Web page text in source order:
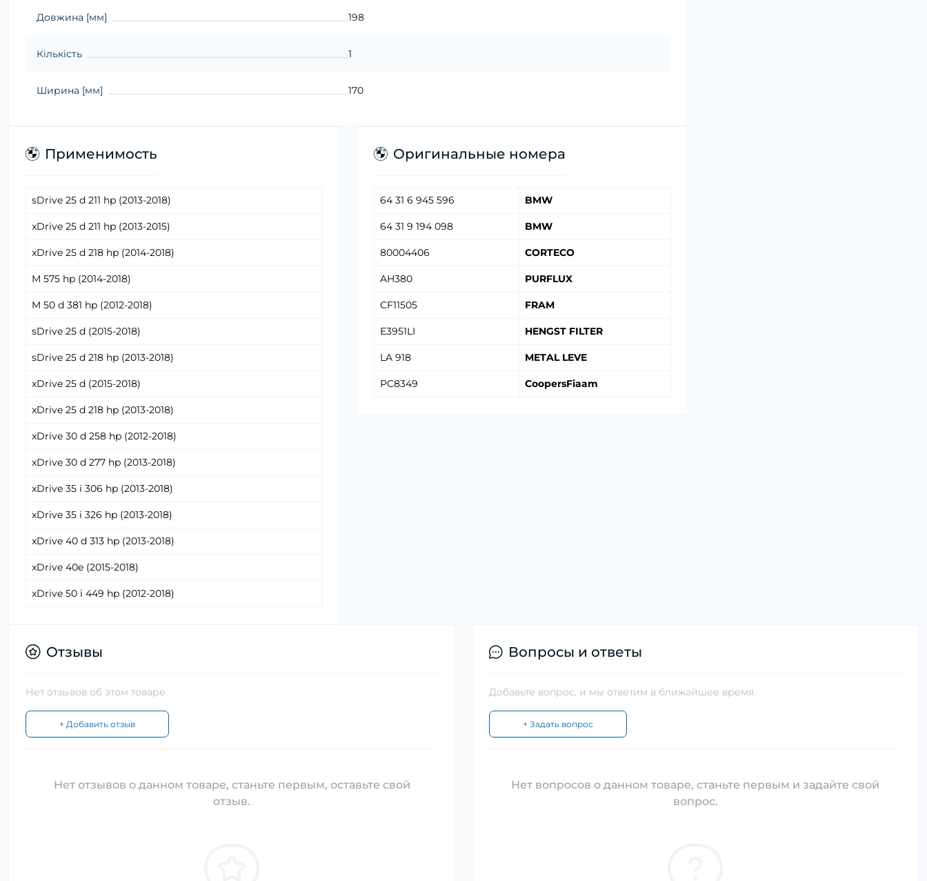
Довжина [мм] 198
Кількість 1
Ширина [мм] 170
Применимость
sDrive 25 d 211 hp (2013-2018)
xDrive 25 d 211 hp (2013-2015)
xDrive 25 d 218 hp (2014-2018)
M 575 hp (2014-2018)
M 50 d 381 hp (2012-2018)
sDrive 25 d (2015-2018)
sDrive 25 d 218 hp (2013-2018)
xDrive 25 d (2015-2018)
xDrive 25 d 218 hp (2013-2018)
xDrive 30 d 258 hp (2012-2018)
xDrive 30 d 277 hp (2013-2018)
xDrive 35 i 306 hp (2013-2018)
xDrive 35 i 326 hp (2013-2018)
xDrive 40 d 313 hp (2013-2018)
xDrive 40e (2015-2018)
xDrive 50 i 449 hp (2012-2018)
Оригинальные номера
64 31 6 945 596 BMW
64 31 9 194 098 BMW
80004406 CORTECO
AH380 PURFLUX
CF11505 FRAM
E3951LI HENGST FILTER
LA 918 METAL LEVE
PC8349 CoopersFiaam
Отзывы
Нет отзывов об этом товаре.
+ Добавить отзыв
Нет отзывов о данном товаре, станьте первым, оставьте свой
отзыв.
Вопросы и ответы
Добавьте вопрос, и мы ответим в ближайшее время.
+ Задать вопрос
Нет вопросов о данном товаре, станьте первым и задайте свой
вопрос.